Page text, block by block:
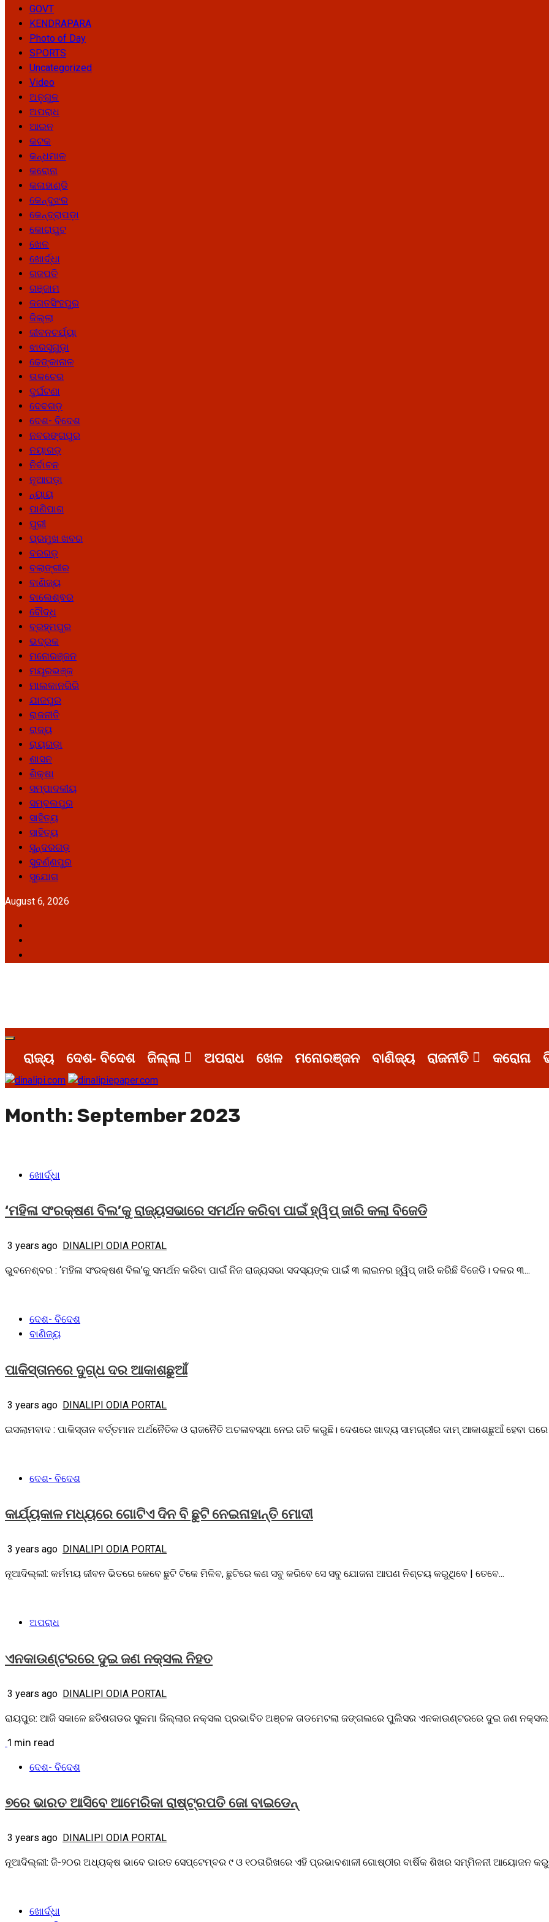
GOVT
KENDRAPARA
Photo of Day
SPORTS
Uncategorized
Video
ଅନୁଗୁଳ
ଅପରାଧ
ଆଇନ
କଟକ
କନ୍ଧମାଳ
କରୋନା
କଳାହାଣ୍ଡି
କେନ୍ଦୁଝର
କେନ୍ଦ୍ରାପଡ଼ା
କୋରାପୁଟ
ଖେଳ
ଖୋର୍ଦ୍ଧା
ଗଜପତି
ଗଞ୍ଜାମ
ଜଗତସିଂହପୁର
ଜିଲ୍ଲା
ଜୀବନଚର୍ଯ୍ୟା
ଝାରସୁଗୁଡ଼ା
ଢେଙ୍କାନାଳ
ତାଳଚେର
ଦୁର୍ଘଟଣା
ଦେବଗଡ଼
ଦେଶ- ବିଦେଶ
ନବରଙ୍ଗପୁର
ନୟାଗଡ଼
ନିର୍ବାଚନ
ନୂଆପଡ଼ା
ନ୍ୟାୟ
ପାଣିପାଗ
ପୁରୀ
ପ୍ରମୁଖ ଖବର
ବରଗଡ଼
ବଲାଙ୍ଗୀର
ବାଣିଜ୍ୟ
ବାଲେଶ୍ଵର
ବୌଦ୍ଧ
ବ୍ରହ୍ମପୁର
ଭଦ୍ରକ
ମନୋରଞ୍ଜନ
ମୟୂରଭଞ୍ଜ
ମାଲକାନଗିରି
ଯାଜପୁର
ରାଜନୀତି
ରାଜ୍ୟ
ରାୟଗଡ଼ା
ଶାସନ
ଶିକ୍ଷା
ସମ୍ପାଦକୀୟ
ସମ୍ବଲପୁର
ସାହିତ୍ୟ
ସାହିତ୍ୟ
ସୁନ୍ଦରଗଡ଼
ସୁବର୍ଣ୍ଣପୁର
ସୁଯୋଗ
August 6, 2026
Primary
Menuରାଜ୍ୟ ଦେଶ- ବିଦେଶ ଜିଲ୍ଲା ଅପରାଧ ଖେଳ ମନୋରଞ୍ଜନ ବାଣିଜ୍ୟ ରାଜନୀତି କରୋନା
Month: September 2023
ଖୋର୍ଦ୍ଧା
‘ମହିଳା ସଂରକ୍ଷଣ ବିଲ’କୁ ରାଜ୍ୟସଭାରେ ସମର୍ଥନ କରିବା ପାଇଁ ହ୍ୱିପ୍ ଜାରି କଲା ବିଜେଡି
3 years ago DINALIPI ODIA PORTAL
ଭୁବନେଶ୍ବର : ‘ମହିଳା ସଂରକ୍ଷଣ ବିଲ’କୁ ସମର୍ଥନ କରିବା ପାଇଁ ନିଜ ରାଜ୍ୟସଭା ସଦସ୍ୟଙ୍କ ପାଇଁ ୩ ଲାଇନର ହ୍ୱିପ୍ ଜାରି କରିଛି ବିଜେଡି। ଦଳର ୩...
ଦେଶ- ବିଦେଶ
ବାଣିଜ୍ୟ
ପାକିସ୍ତାନରେ ଦୁଗ୍ଧ ଦର ଆକାଶଛୁଆଁ
3 years ago DINALIPI ODIA PORTAL
ଇସଲାମବାଦ : ପାକିସ୍ତାନ ବର୍ତ୍ତମାନ ଅର୍ଥନୈତିକ ଓ ରାଜନୈତି ଅଚଳାବସ୍ଥା ନେଇ ଗତି କରୁଛି। ଦେଶରେ ଖାଦ୍ୟ ସାମଗ୍ରୀର ଦାମ୍‌ ଆକାଶଛୁଆଁ ହେବା ପରେ
ଦେଶ- ବିଦେଶ
କାର୍ଯ୍ୟକାଳ ମଧ୍ୟରେ ଗୋଟିଏ ଦିନ ବି ଛୁଟି ନେଇନାହାନ୍ତି ମୋଦୀ
3 years ago DINALIPI ODIA PORTAL
ନୂଆଦିଲ୍ଲୀ: କର୍ମମୟ ଜୀବନ ଭିତରେ କେବେ ଛୁଟି ଟିକେ ମିଳିବ, ଛୁଟିରେ କଣ ସବୁ କରିବେ ସେ ସବୁ ଯୋଜନା ଆପଣ ନିଶ୍ଚୟ କରୁଥିବେ | ତେବେ...
ଅପରାଧ
ଏନକାଉଣ୍ଟରରେ ଦୁଇ ଜଣ ନକ୍ସଲ ନିହତ
3 years ago DINALIPI ODIA PORTAL
ରାୟପୁର: ଆଜି ସକାଳେ ଛତିଶଗଡର ସୁକମା ଜିଲ୍ଲାର ନକ୍ସଲ ପ୍ରଭାବିତ ଅଞ୍ଚଳ ତାଡମେଟଲା ଜଙ୍ଗଲରେ ପୁଲିସର ଏନକାଉଣ୍ଟରରେ ଦୁଇ ଜଣ ନକ୍ସଲ
1 min read
ଦେଶ- ବିଦେଶ
୭ରେ ଭାରତ ଆସିବେ ଆମେରିକା ରାଷ୍ଟ୍ରପତି ଜୋ ବାଇଡେନ୍
3 years ago DINALIPI ODIA PORTAL
ନୂଆଦିଲ୍ଲୀ: ଜି-୨୦ର ଅଧ୍ୟକ୍ଷ ଭାବେ ଭାରତ ସେପ୍ଟେମ୍ବର ୯ ଓ ୧୦ତାରିଖରେ ଏହି ପ୍ରଭାବଶାଳୀ ଗୋଷ୍ଠୀର ବାର୍ଷିକ ଶିଖର ସମ୍ମିଳନୀ ଆୟୋଜନ
ଖୋର୍ଦ୍ଧା